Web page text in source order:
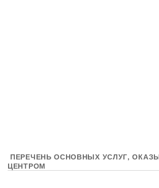
ПЕРЕЧЕНЬ ОСНОВНЫХ УСЛУГ,
ЦЕНТРОМ